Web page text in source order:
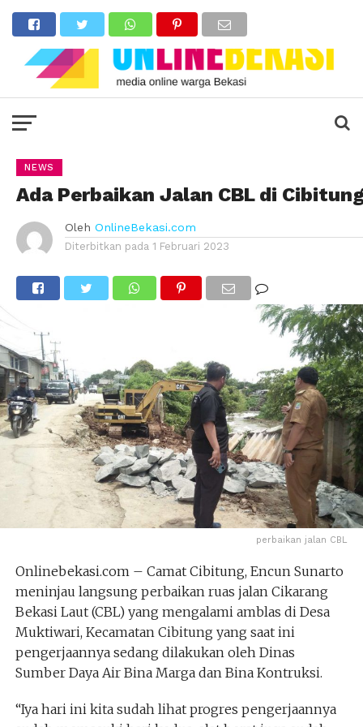
NEWS
Ada Perbaikan Jalan CBL di
Oleh OnlineBekasi.com
Diterbitkan pada 1 Februari 2023
perbaikan jalan CBL
Onlinebekasi.com – Camat Cibitung, Encun Sunarto
meninjau langsung perbaikan ruas jalan Cikarang
Bekasi Laut (CBL) yang mengalami amblas di Desa
Muktiwari, Kecamatan Cibitung yang saat ini
pengerjaannya sedang dilakukan oleh Dinas
Sumber Daya Air Bina Marga dan Bina Kontruksi.
“Iya hari ini kita sudah lihat progres pengerjaannya